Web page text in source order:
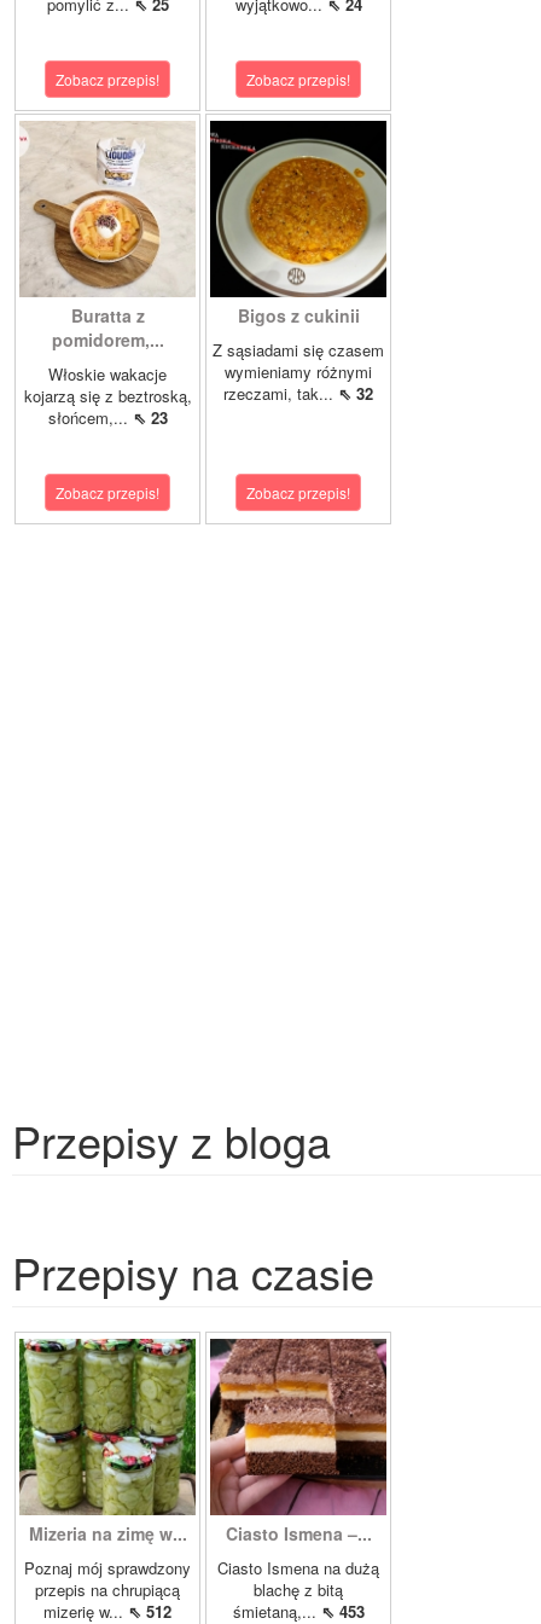
Zobacz przepis! Zobacz przepis!
Buratta z
pomidorem,...
Włoskie wakacje
kojarzą się z beztroską,
słońcem,... ⇖ 23
Zobacz przepis!
Bigos z cukinii
Z sąsiadami się czasem
wymieniamy różnymi
rzeczami, tak... ⇖ 32
Zobacz przepis!
Przepisy z bloga
Przepisy na czasie
Mizeria na zimę w...
Poznaj mój sprawdzony
przepis na chrupiącą
mizerię w... ⇖ 512
Ciasto Ismena –...
Ciasto Ismena na dużą
blachę z bitą
śmietaną,... ⇖ 453